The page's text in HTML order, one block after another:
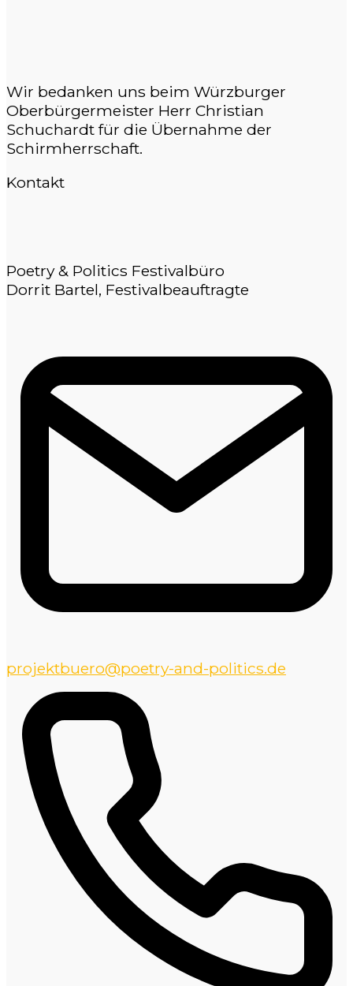
Wir bedanken uns beim Würzburger
Oberbürgermeister Herr Christian
Schuchardt für die Übernahme der
Schirmherrschaft.
Kontakt
Poetry & Politics Festivalbüro
Dorrit Bartel, Festivalbeauftragte
projektbuero@poetry-and-politics.de